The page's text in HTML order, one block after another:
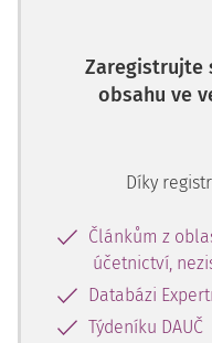
Letadla:
Zaregistrujte
obsahu ve
Díky
Článkům z
účetnictví,
Databázi
Týdeníku DAUČ